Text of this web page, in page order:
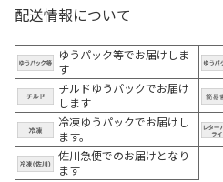
配送情報について
ゆうパック等でお届けしま
す
チルドゆうパックでお届け
します
冷凍ゆうパックでお届けし
ます。
佐川急便でのお届けとなり
ます